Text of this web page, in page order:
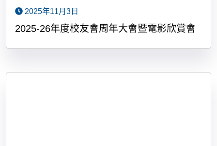
2025年11月3日
2025-26年度校友會周年大會暨電影欣賞會